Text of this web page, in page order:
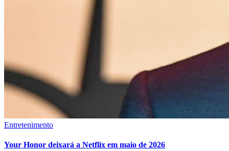
Entretenimento
Your Honor deixará a Netflix em maio de 2026